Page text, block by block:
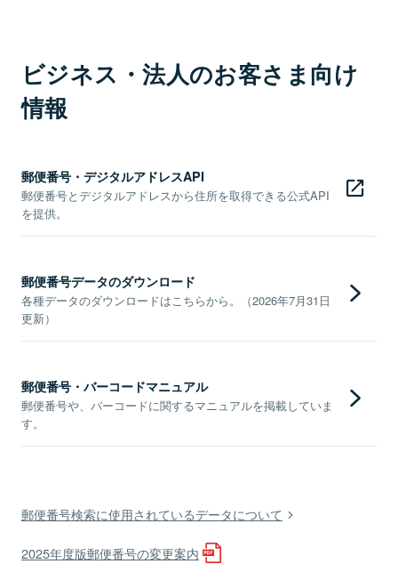
ビジネス・法人のお客さま向け
情報
郵便番号・デジタルアドレスAPI
郵便番号とデジタルアドレスから住所を取得できる公式API
を提供。
郵便番号データのダウンロード
各種データのダウンロードはこちらから。（2026年7月31日
更新）
郵便番号・バーコードマニュアル
郵便番号や、バーコードに関するマニュアルを掲載していま
す。
郵便番号検索に使用されているデータについて
2025年度版郵便番号の変更案内